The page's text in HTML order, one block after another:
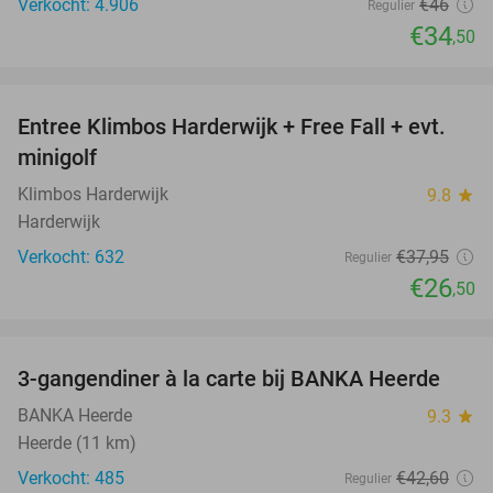
Verkocht: 4.906 Regulier €46
€34,50
30%
Entree Klimbos Harderwijk + Free Fall + evt.
minigolf
Klimbos Harderwijk 9.8 star
Harderwijk
Verkocht: 632
Regulier €37,95
€26,50
53%
3-gangendiner à la carte bij BANKA Heerde
BANKA Heerde 9.3 star
Heerde (11 km)
Verkocht: 485
Regulier €42,60